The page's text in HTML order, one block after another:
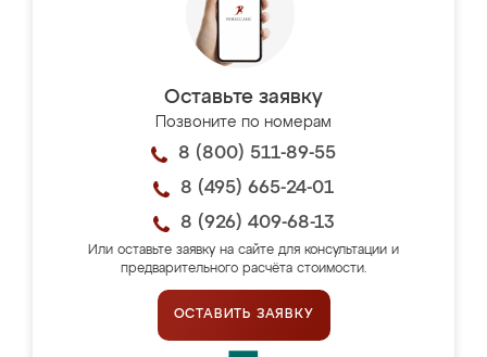
Оставьте заявку
Позвоните по номерам
8 (800) 511-89-55
8 (495) 665-24-01
8 (926) 409-68-13
Или оставьте заявку на сайте для консультации и
предварительного расчёта стоимости.
ОСТАВИТЬ ЗАЯВКУ